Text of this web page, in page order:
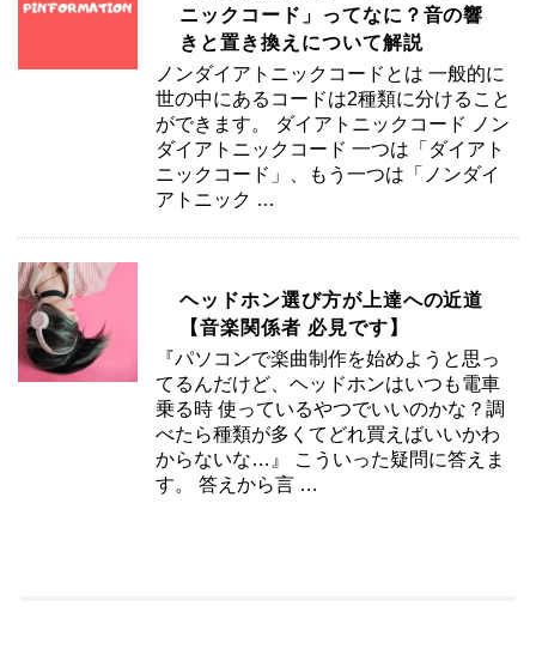
ニックコード」ってなに？音の響
きと置き換えについて解説
ノンダイアトニックコードとは 一般的に
世の中にあるコードは2種類に分けること
ができます。 ダイアトニックコード ノン
ダイアトニックコード 一つは「ダイアト
ニックコード」、もう一つは「ノンダイ
アトニック …
ヘッドホン選び方が上達への近道
【音楽関係者 必見です】
『パソコンで楽曲制作を始めようと思っ
てるんだけど、ヘッドホンはいつも電車
乗る時 使っているやつでいいのかな？調
べたら種類が多くてどれ買えばいいかわ
からないな…』 こういった疑問に答えま
す。 答えから言 …